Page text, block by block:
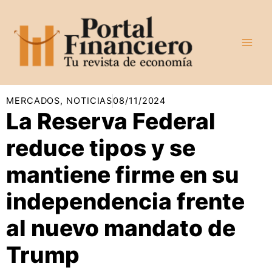
contenido
MERCADOS, NOTICIAS08/11/2024
La Reserva Federal
reduce tipos y se
mantiene firme en su
independencia frente
al nuevo mandato de
Trump